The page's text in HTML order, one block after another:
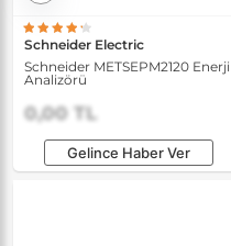
Schneider Electric
Schneider METSEPM2120 Enerji
Analizörü
0,00 TL
Gelince Haber Ver